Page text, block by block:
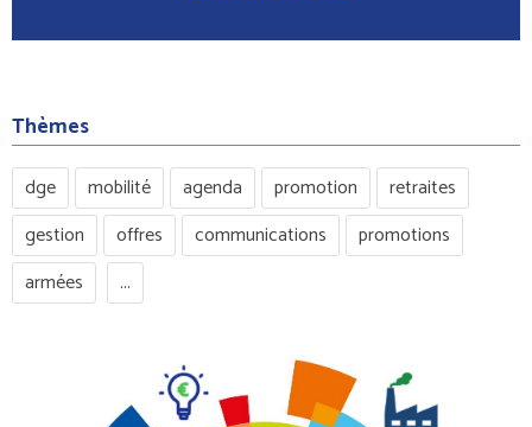
Thèmes
dge mobilité agenda promotion
retraites
gestion
offres communications
promotions
armées
...